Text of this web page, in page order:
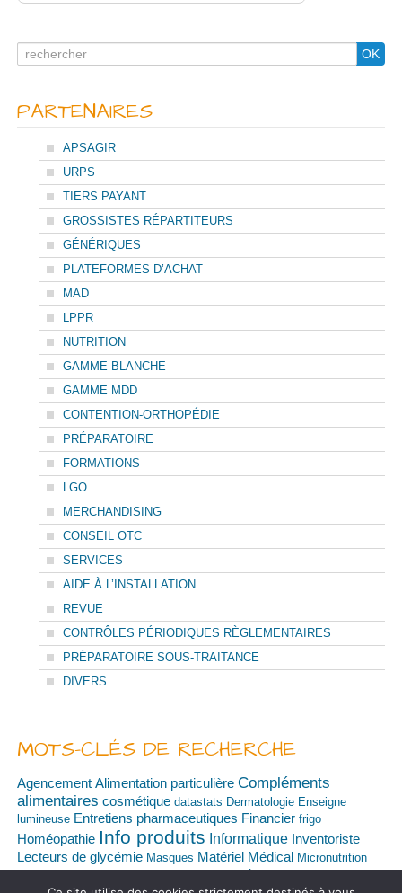
Search
for
OK
PARTENAIRES
APSAGIR
URPS
TIERS PAYANT
GROSSISTES RÉPARTITEURS
GÉNÉRIQUES
PLATEFORMES D’ACHAT
MAD
LPPR
NUTRITION
GAMME BLANCHE
GAMME MDD
CONTENTION-ORTHOPÉDIE
PRÉPARATOIRE
FORMATIONS
LGO
MERCHANDISING
CONSEIL OTC
SERVICES
AIDE À L’INSTALLATION
REVUE
CONTRÔLES PÉRIODIQUES RÈGLEMENTAIRES
PRÉPARATOIRE SOUS-TRAITANCE
DIVERS
MOTS-CLÉS DE RECHERCHE
Agencement Alimentation particulière Compléments
alimentaires cosmétique datastats Dermatologie Enseigne
lumineuse Entretiens pharmaceutiques Financier frigo
Homéopathie Info produits Informatique Inventoriste
Lecteurs de glycémie Masques Matériel Médical Micronutrition
Promotions